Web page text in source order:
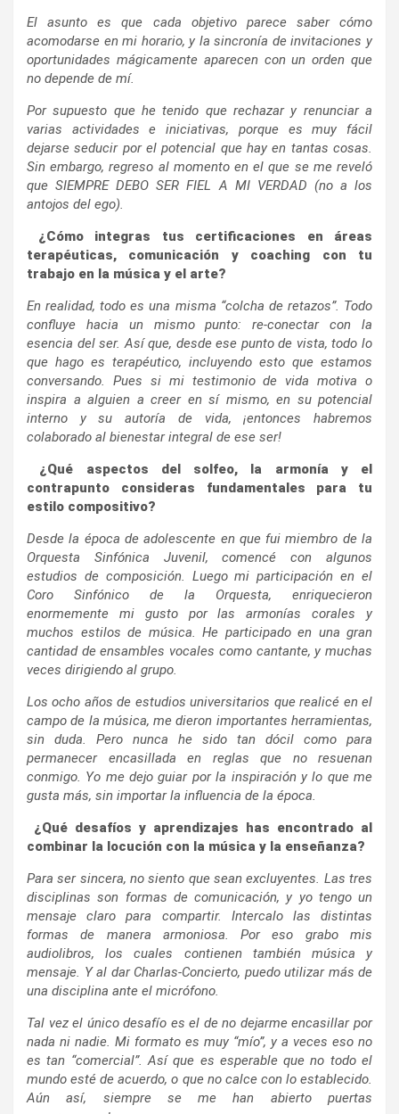
El asunto es que cada objetivo parece saber cómo
acomodarse en mi horario, y la sincronía de invitaciones y
oportunidades mágicamente aparecen con un orden que
no depende de mí.
Por supuesto que he tenido que rechazar y renunciar a
varias actividades e iniciativas, porque es muy fácil
dejarse seducir por el potencial que hay en tantas cosas.
Sin embargo, regreso al momento en el que se me reveló
que SIEMPRE DEBO SER FIEL A MI VERDAD (no a los
antojos del ego).
¿Cómo integras tus certificaciones en áreas
terapéuticas, comunicación y coaching con tu
trabajo en la música y el arte?
En realidad, todo es una misma “colcha de retazos”. Todo
confluye hacia un mismo punto: re-conectar con la
esencia del ser. Así que, desde ese punto de vista, todo lo
que hago es terapéutico, incluyendo esto que estamos
conversando. Pues si mi testimonio de vida motiva o
inspira a alguien a creer en sí mismo, en su potencial
interno y su autoría de vida, ¡entonces habremos
colaborado al bienestar integral de ese ser!
¿Qué aspectos del solfeo, la armonía y el
contrapunto consideras fundamentales para tu
estilo compositivo?
Desde la época de adolescente en que fui miembro de la
Orquesta Sinfónica Juvenil, comencé con algunos
estudios de composición. Luego mi participación en el
Coro Sinfónico de la Orquesta, enriquecieron
enormemente mi gusto por las armonías corales y
muchos estilos de música. He participado en una gran
cantidad de ensambles vocales como cantante, y muchas
veces dirigiendo al grupo.
Los ocho años de estudios universitarios que realicé en el
campo de la música, me dieron importantes herramientas,
sin duda. Pero nunca he sido tan dócil como para
permanecer encasillada en reglas que no resuenan
conmigo. Yo me dejo guiar por la inspiración y lo que me
gusta más, sin importar la influencia de la época.
¿Qué desafíos y aprendizajes has encontrado al
combinar la locución con la música y la enseñanza?
Para ser sincera, no siento que sean excluyentes. Las tres
disciplinas son formas de comunicación, y yo tengo un
mensaje claro para compartir. Intercalo las distintas
formas de manera armoniosa. Por eso grabo mis
audiolibros, los cuales contienen también música y
mensaje. Y al dar Charlas-Concierto, puedo utilizar más de
una disciplina ante el micrófono.
Tal vez el único desafío es el de no dejarme encasillar por
nada ni nadie. Mi formato es muy “mío”, y a veces eso no
es tan “comercial”. Así que es esperable que no todo el
mundo esté de acuerdo, o que no calce con lo establecido.
Aún así, siempre se me han abierto puertas